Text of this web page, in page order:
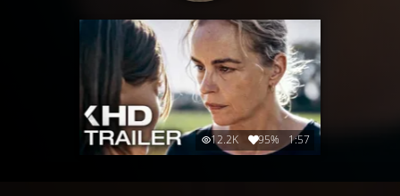
12.2K 95% 1:57